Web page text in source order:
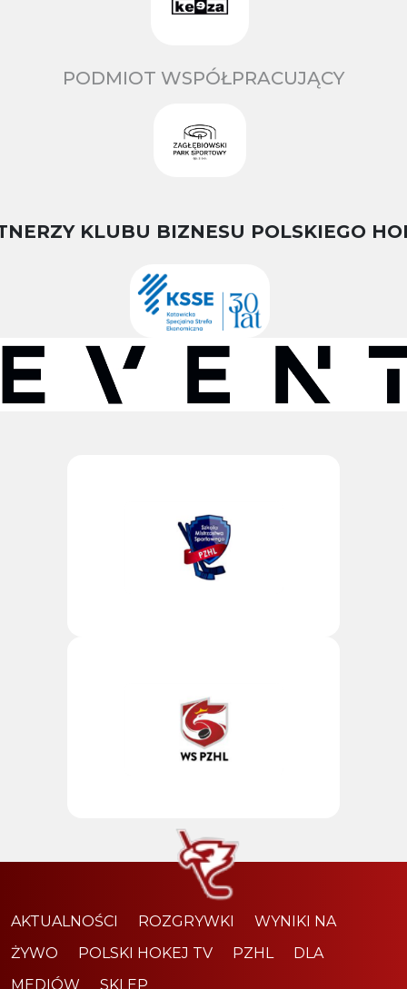
PODMIOT WSPÓŁPRACUJĄCY
KLUBU BIZNESU POLSKIEGO
AKTUALNOŚCI ROZGRYWKI
WYNIKI NA
ŻYWO
POLSKI HOKEJ TV PZHL
DLA
MEDIÓW
SKLEP